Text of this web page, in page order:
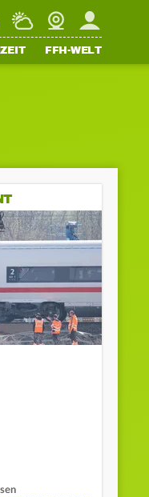
WetterWebcamMein FFH
FFH-WELT